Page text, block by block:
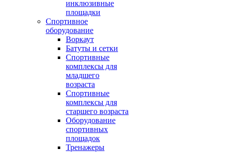
инклюзивные
площадки
Спортивное
оборудование
Воркаут
Батуты и сетки
Спортивные
комплексы для
младшего
возраста
Спортивные
комплексы для
старшего возраста
Оборудование
спортивных
площадок
Тренажеры